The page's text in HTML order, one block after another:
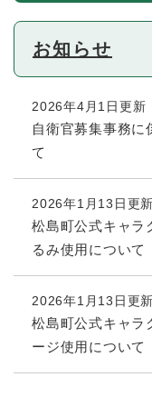
お知らせ
2026年4月1日更新
自衛官募集事務に
て
2026年1月13日更新
松島町公式キャラ
るみ使用について
2026年1月13日更新
松島町公式キャラ
ージ使用について